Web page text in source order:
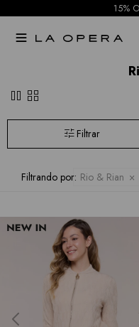
15%

pause grid_view
Filtrando por: Rio & Rian